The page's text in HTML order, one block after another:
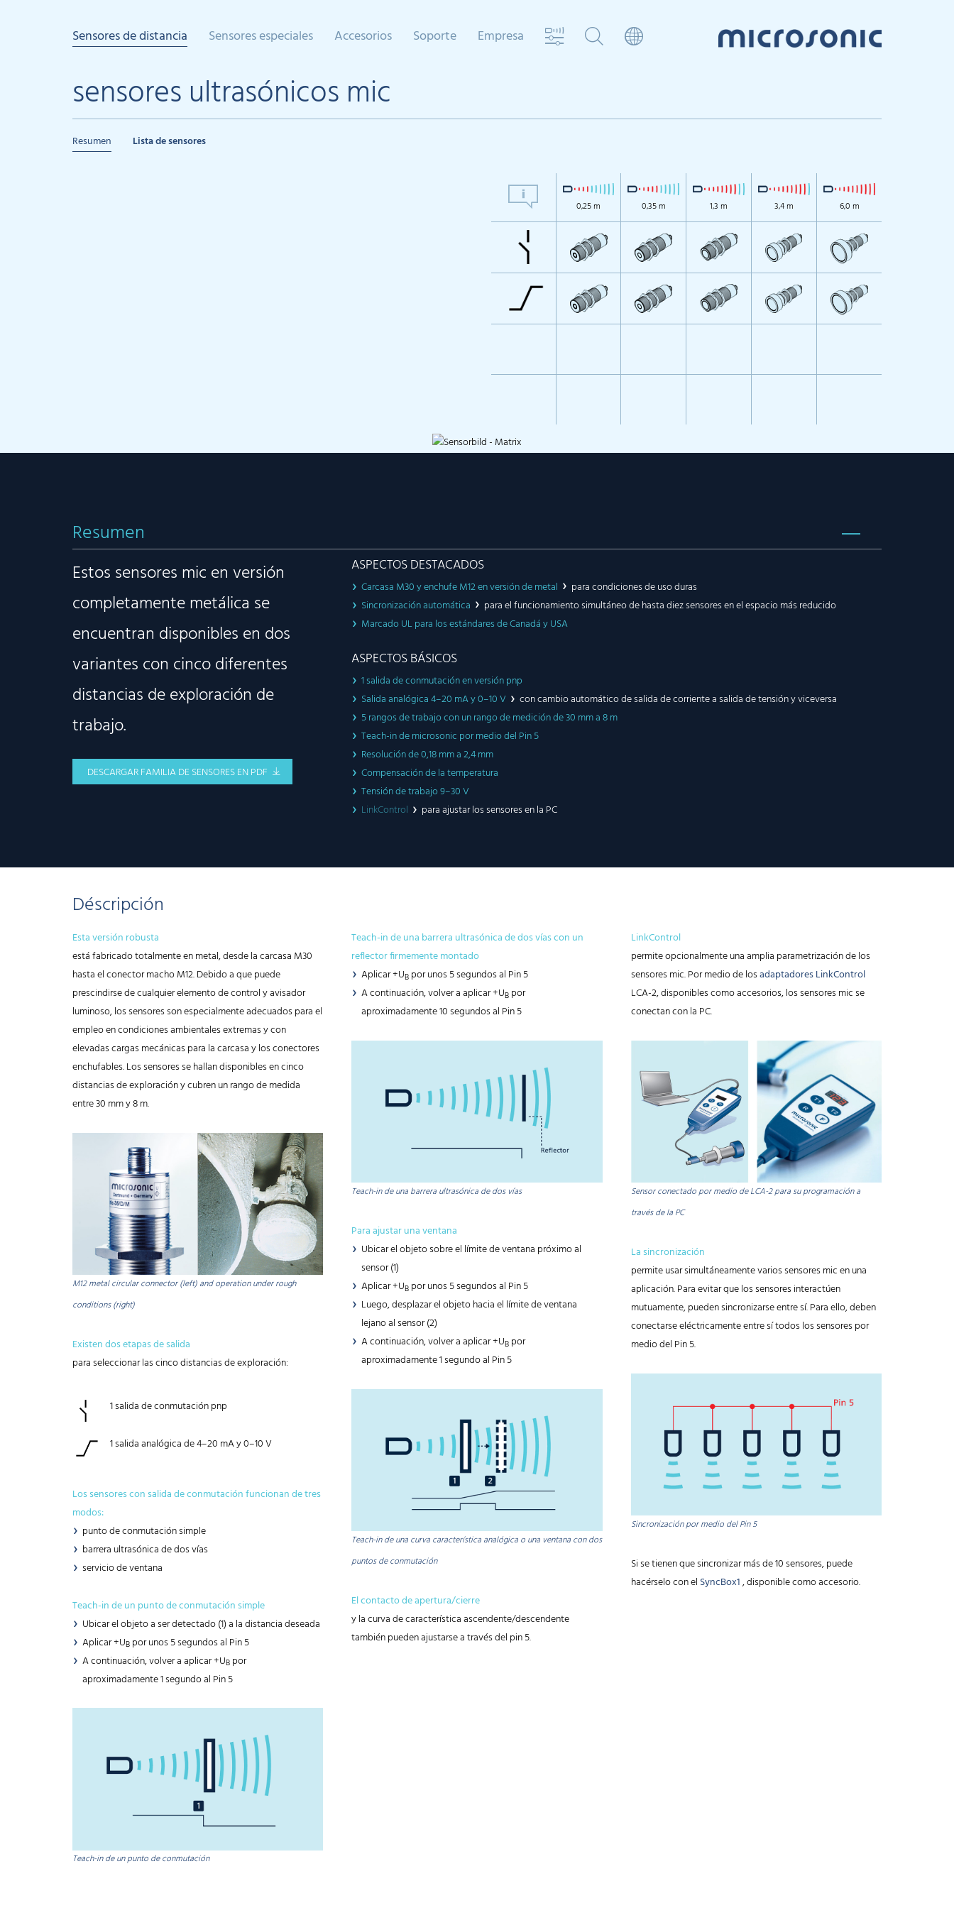
Sensores de distancia Sensores especiales Accesorios Soporte Empresa
sensores ultrasónicos mic
Resumen Lista de sensores
0,25 m 0,35 m 1,3 m 3,4 m 6,0 m
Resumen
Estos sensores mic en versión
completamente metálica se
encuentran disponibles en dos
variantes con cinco diferentes
distancias de exploración de
trabajo.
DESCARGAR FAMILIA DE SENSORES EN PDF
ASPECTOS DESTACADOS
Carcasa M30 y enchufe M12 en versión de metal
para condiciones de uso duras
Sincronización automática
para el funcionamiento simultáneo de hasta diez sensores en el espacio más reducido
Marcado UL para los estándares de Canadá y USA
ASPECTOS BÁSICOS
1 salida de conmutación en versión pnp
Salida analógica 4–20 mA y 0–10 V
con cambio automático de salida de corriente a salida de tensión y viceversa
5 rangos de trabajo con un rango de medición de 30 mm a 8 m
Teach-in de microsonic por medio del Pin 5
Resolución de 0,18 mm a 2,4 mm
Compensación de la temperatura
Tensión de trabajo 9–30 V
LinkControl
para ajustar los sensores en la PC
Déscripción
Esta versión robusta
está fabricado totalmente en metal, desde la carcasa M30
hasta el conector macho M12. Debido a que puede
prescindirse de cualquier elemento de control y avisador
luminoso, los sensores son especialmente adecuados para el
empleo en condiciones ambientales extremas y con
elevadas cargas mecánicas para la carcasa y los conectores
enchufables. Los sensores se hallan disponibles en cinco
distancias de exploración y cubren un rango de medida
entre 30 mm y 8 m.
M12 metal circular connector (left) and operation under rough
conditions (right)
Existen dos etapas de salida
para seleccionar las cinco distancias de exploración:
1 salida de conmutación pnp
1 salida analógica de 4–20 mA y 0–10 V
Los sensores con salida de conmutación funcionan de tres
modos:
punto de conmutación simple
barrera ultrasónica de dos vías
servicio de ventana
Teach-in de un punto de conmutación simple
Ubicar el objeto a ser detectado (1) a la distancia deseada
Aplicar +UB por unos 5 segundos al Pin 5
A continuación, volver a aplicar +UB por
aproximadamente 1 segundo al Pin 5
Teach-in de un punto de conmutación
Teach-in de una barrera ultrasónica de dos vías con un
reflector firmemente montado
Aplicar +UB por unos 5 segundos al Pin 5
A continuación, volver a aplicar +UB por
aproximadamente 10 segundos al Pin 5
Teach-in de una barrera ultrasónica de dos vías
Para ajustar una ventana
Ubicar el objeto sobre el límite de ventana próximo al
sensor (1)
Aplicar +UB por unos 5 segundos al Pin 5
Luego, desplazar el objeto hacia el límite de ventana
lejano al sensor (2)
A continuación, volver a aplicar +UB por
aproximadamente 1 segundo al Pin 5
Teach-in de una curva característica analógica o una ventana con dos
puntos de conmutación
El contacto de apertura/cierre
y la curva de característica ascendente/descendente
también pueden ajustarse a través del pin 5.
LinkControl
permite opcionalmente una amplia parametrización de los
sensores mic. Por medio de losadaptadores LinkControl
LCA-2, disponibles como accesorios, los sensores mic se
conectan con la PC.
Sensor conectado por medio de LCA-2 para su programación a
través de la PC
La sincronización
permite usar simultáneamente varios sensores mic en una
aplicación. Para evitar que los sensores interactúen
mutuamente, pueden sincronizarse entre sí. Para ello, deben
conectarse eléctricamente entre sí todos los sensores por
medio del Pin 5.
Sincronización por medio del Pin 5
Si se tienen que sincronizar más de 10 sensores, puede
hacérselo con el SyncBox1, disponible como accesorio.